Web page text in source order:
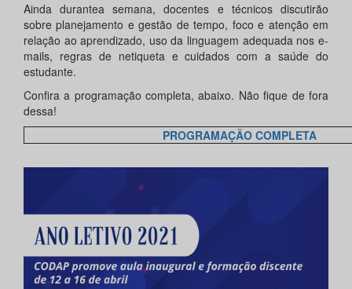
Ainda durantea semana, docentes e técnicos discutirão
sobre planejamento e gestão de tempo, foco e atenção em
relação ao aprendizado, uso da linguagem adequada nos e-
mails, regras de netiqueta e cuidados com a saúde do
estudante.
Confira a programação completa, abaixo. Não fique de fora
dessa!
PROGRAMAÇÃO COMPLETA